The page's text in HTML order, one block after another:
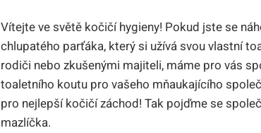
Vítejte ve⁣ světě kočičí‍ hygieny! Pokud jste⁤ se
chlupatého​ parťáka, ⁤který si užívá svou vlastní
rodiči nebo zkušenými majiteli, máme pro vás
toaletního koutu⁢ pro vašeho mňaukajícího‍
pro nejlepší ⁤kočičí záchod! Tak⁢ pojďme se
mazlíčka.